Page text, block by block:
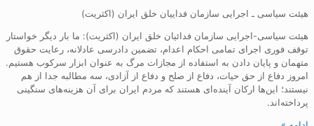
هیئت سیاسی ـ اجرایی سازمان فداییان خلق ایران (اکثریت)
هیئت سیاسی-اجرایی سازمان فدائیان خلق ایران (اکثریت): ما بار دیگر خواستار
توقف فوری اجرای تمامی احکام اعدام، تضمین دادرسی عادلانه، رعایت حقوق
متهمان و پایان دادن به استفاده از مجازات مرگ به عنوان ابزار سرکوب هستیم.
امروز دفاع از حق حیات، دفاع از صلح و دفاع از آزادی، سه مطالبه جدا از هم
نیستند؛ این‌ها ارکان آینده‌ای هستند که مردم ایران برای آن هزینه‌های سنگینی
پرداخته‌اند.